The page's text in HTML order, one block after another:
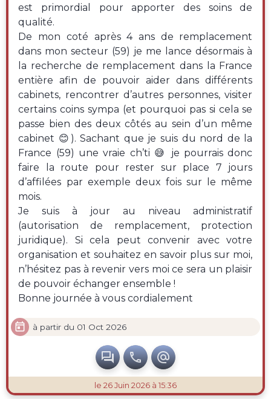
est primordial pour apporter des soins de
qualité.
De mon coté après 4 ans de remplacement
dans mon secteur (59) je me lance désormais à
la recherche de remplacement dans la France
entière afin de pouvoir aider dans différents
cabinets, rencontrer d’autres personnes, visiter
certains coins sympa (et pourquoi pas si cela se
passe bien des deux côtés au sein d’un même
cabinet 😊). Sachant que je suis du nord de la
France (59) une vraie ch’ti 😅 je pourrais donc
faire la route pour rester sur place 7 jours
d’affilées par exemple deux fois sur le même
mois.
Je suis à jour au niveau administratif
(autorisation de remplacement, protection
juridique). Si cela peut convenir avec votre
organisation et souhaitez en savoir plus sur moi,
n’hésitez pas à revenir vers moi ce sera un plaisir
de pouvoir échanger ensemble !
Bonne journée à vous cordialement
 à partir du 01 Oct 2026
  
le 26 Juin 2026 à 15:36